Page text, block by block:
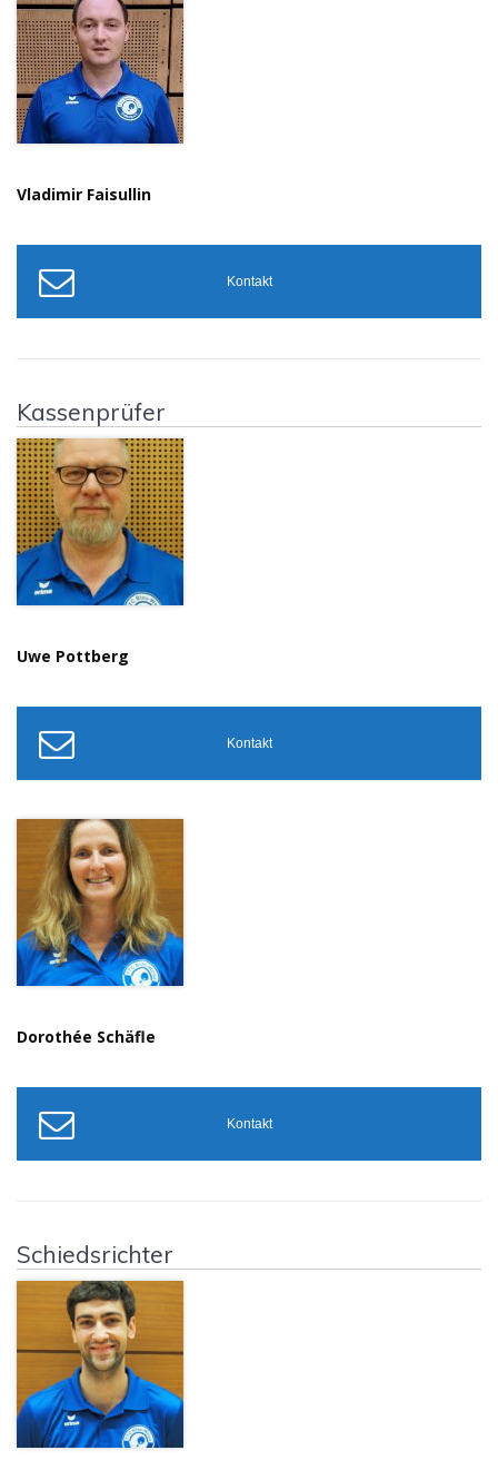
Vladimir Faisullin
Kontakt
Kassenprüfer
Uwe Pottberg
Kontakt
Dorothée Schäfle
Kontakt
Schiedsrichter